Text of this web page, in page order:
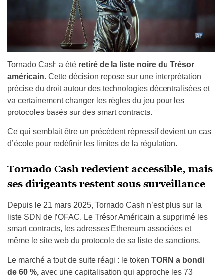
Tornado Cash a été retiré de la liste noire du Trésor
américain. Cette décision repose sur une interprétation
précise du droit autour des technologies décentralisées et
va certainement changer les règles du jeu pour les
protocoles basés sur des smart contracts.
Ce qui semblait être un précédent répressif devient un cas
d’école pour redéfinir les limites de la régulation.
Tornado Cash redevient accessible, mais
ses dirigeants restent sous surveillance
Depuis le 21 mars 2025, Tornado Cash n’est plus sur la
liste SDN de l’OFAC. Le Trésor Américain a supprimé les
smart contracts, les adresses Ethereum associées et
même le site web du protocole de sa liste de sanctions.
Le marché a tout de suite réagi : le token TORN a bondi
de 60 %, avec une capitalisation qui approche les 73